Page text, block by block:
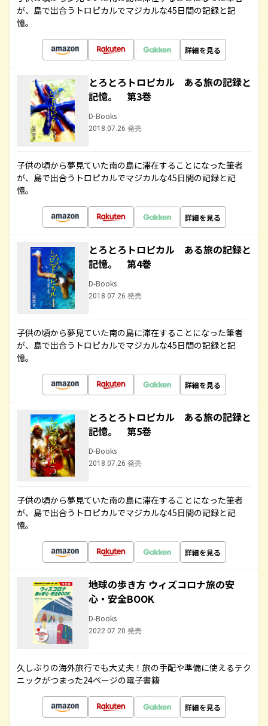
が、島で出合うトロピカルでマジカルな45日間の記録と記
憶。
詳細を見る
とろとろトロピカル ある旅の記録と
記憶。 第3巻
D-Books
2018.07.26 発売
子供の頃から夢見ていた南の島に滞在することになった筆者
が、島で出合うトロピカルでマジカルな45日間の記録と記
憶。
詳細を見る
とろとろトロピカル ある旅の記録と
記憶。 第4巻
D-Books
2018.07.26 発売
子供の頃から夢見ていた南の島に滞在することになった筆者
が、島で出合うトロピカルでマジカルな45日間の記録と記
憶。
詳細を見る
とろとろトロピカル ある旅の記録と
記憶。 第5巻
D-Books
2018.07.26 発売
子供の頃から夢見ていた南の島に滞在することになった筆者
が、島で出合うトロピカルでマジカルな45日間の記録と記
憶。
詳細を見る
地球の歩き方 ウィズコロナ旅の安
心・安全BOOK
D-Books
2022.07.20 発売
久しぶりの海外旅行でも大丈夫！旅の手配や準備に使えるテク
ニックがつまった24ページの電子書籍
詳細を見る